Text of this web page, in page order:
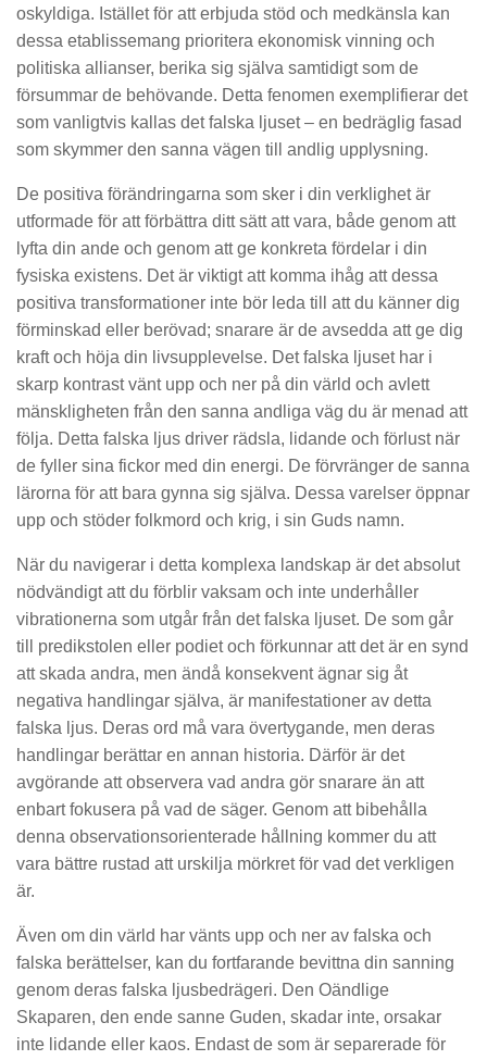
oskyldiga. Istället för att erbjuda stöd och medkänsla kan
dessa etablissemang prioritera ekonomisk vinning och
politiska allianser, berika sig själva samtidigt som de
försummar de behövande. Detta fenomen exemplifierar det
som vanligtvis kallas det falska ljuset – en bedräglig fasad
som skymmer den sanna vägen till andlig upplysning.
De positiva förändringarna som sker i din verklighet är
utformade för att förbättra ditt sätt att vara, både genom att
lyfta din ande och genom att ge konkreta fördelar i din
fysiska existens. Det är viktigt att komma ihåg att dessa
positiva transformationer inte bör leda till att du känner dig
förminskad eller berövad; snarare är de avsedda att ge dig
kraft och höja din livsupplevelse. Det falska ljuset har i
skarp kontrast vänt upp och ner på din värld och avlett
mänskligheten från den sanna andliga väg du är menad att
följa. Detta falska ljus driver rädsla, lidande och förlust när
de fyller sina fickor med din energi. De förvränger de sanna
lärorna för att bara gynna sig själva. Dessa varelser öppnar
upp och stöder folkmord och krig, i sin Guds namn.
När du navigerar i detta komplexa landskap är det absolut
nödvändigt att du förblir vaksam och inte underhåller
vibrationerna som utgår från det falska ljuset. De som går
till predikstolen eller podiet och förkunnar att det är en synd
att skada andra, men ändå konsekvent ägnar sig åt
negativa handlingar själva, är manifestationer av detta
falska ljus. Deras ord må vara övertygande, men deras
handlingar berättar en annan historia. Därför är det
avgörande att observera vad andra gör snarare än att
enbart fokusera på vad de säger. Genom att bibehålla
denna observationsorienterade hållning kommer du att
vara bättre rustad att urskilja mörkret för vad det verkligen
är.
Även om din värld har vänts upp och ner av falska och
falska berättelser, kan du fortfarande bevittna din sanning
genom deras falska ljusbedrägeri. Den Oändlige
Skaparen, den ende sanne Guden, skadar inte, orsakar
inte lidande eller kaos. Endast de som är separerade för